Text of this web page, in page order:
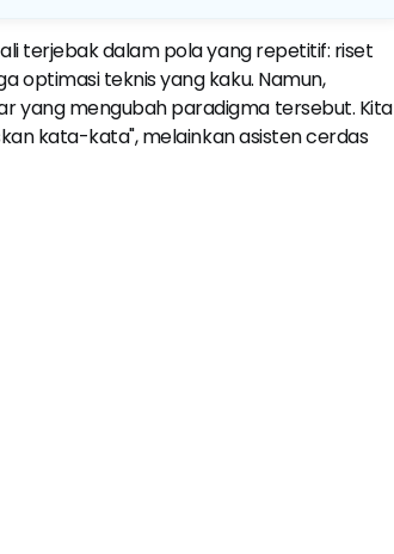
terjebak dalam pola yang repetitif: riset
optimasi teknis yang kaku. Namun,
yang mengubah paradigma tersebut. Kita
kata-kata", melainkan asisten cerdas